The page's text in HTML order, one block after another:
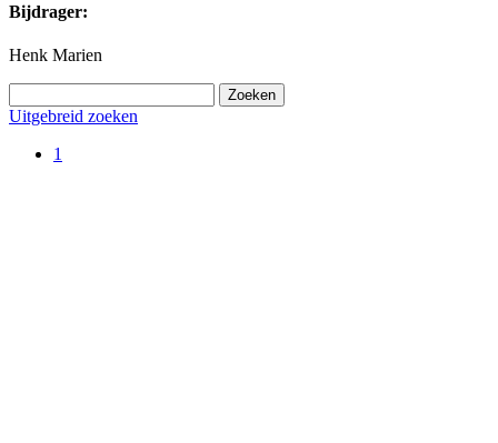
Bijdrager:
Henk Marien
Uitgebreid zoeken
1